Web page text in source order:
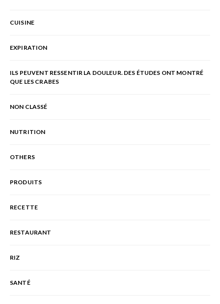
CUISINE
EXPIRATION
ILS PEUVENT RESSENTIR LA DOULEUR. DES ÉTUDES ONT MONTRÉ
QUE LES CRABES
NON CLASSÉ
NUTRITION
OTHERS
PRODUITS
RECETTE
RESTAURANT
RIZ
SANTÉ